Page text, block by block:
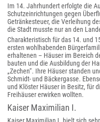
Im 14. Jahrhundert erfolgte die
Schutzeinrichtungen gegen
Getränkesteuer, die Verleihung
die Stadt musste nur an den
Charakteristisch für das 14. und
ersten wohlhabenden
erhaltenen – Häuser im Bereich
bauten und die Ausbildung der
„Zechen“. Ihre Häuser standen
Schmidt- und Bäckergasse.
und Klöster Häuser in Besitz, für
Freihäuser erwirken wollten.
Kaiser Maximilian I.